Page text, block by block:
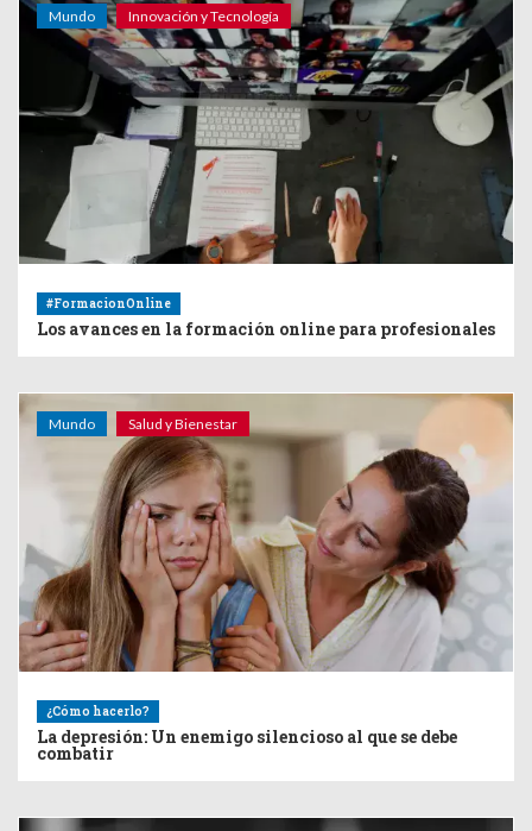
Mundo Innovación y Tecnología
#FormacionOnline
Los avances en la formación online para profesionales
Mundo Salud y Bienestar
¿Cómo hacerlo?
La depresión: Un enemigo silencioso al que se debe
combatir